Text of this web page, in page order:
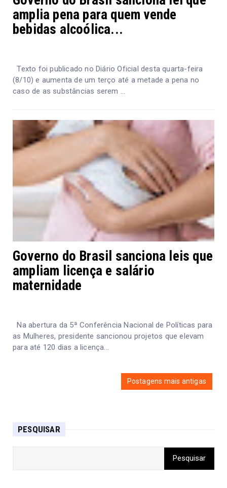
amplia pena para quem vende
bebidas alcoólica...
Texto foi publicado no Diário Oficial desta quarta-feira
(8/10) e aumenta de um terço até a metade a pena no
caso de as substâncias serem ...
Governo do Brasil sanciona leis que
ampliam licença e salário
maternidade
Na abertura da 5ª Conferência Nacional de Políticas para
as Mulheres, presidente sancionou projetos que elevam
para até 120 dias a licença...
Postagens mais antigas
PESQUISAR